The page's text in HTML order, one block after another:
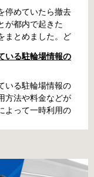
停めていたら撤去
が都内で起きた
まとめました。ど
かと思います。事
しましょう。 千
/ 中央区 / 大田区
区 千代田区で撤去
所 千代田区神田
京メトロ半蔵門
駅から徒歩7分 大
いる駐輪場情報の
いる駐輪場情報の
方法や料金などが
よって一時利用の
登録申請書の提出
（PDF：